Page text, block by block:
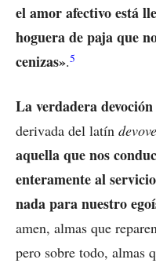
el amor afectivo está
hoguera de paja que
cenizas».5
La verdadera devoción
derivada del latín
aquella que nos
enteramente al
nada para nuestro
amen, almas que
pero sobre todo, almas